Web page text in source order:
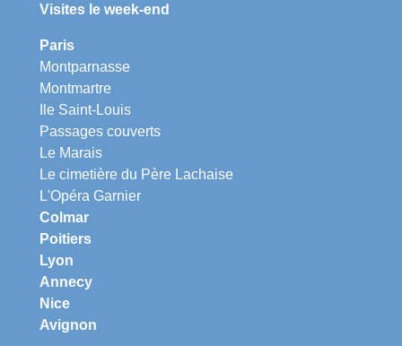
Visites le week-end
Paris
Montparnasse
Montmartre
Ile Saint-Louis
Passages couverts
Le Marais
Le cimetière du Père Lachaise
L'Opéra Garnier
Colmar
Poitiers
Lyon
Annecy
Nice
Avignon